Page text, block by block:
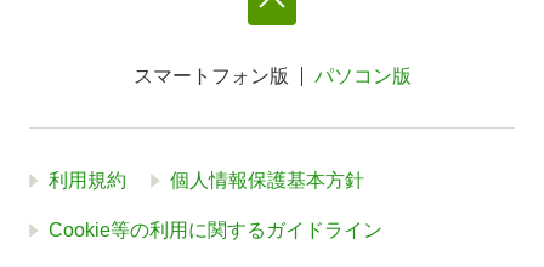
スマートフォン版 パソコン版
利用規約 個人情報保護基本方針
Cookie等の利用に関するガイドライン